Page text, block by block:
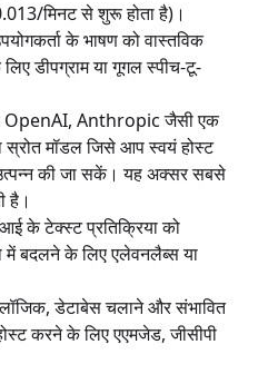
मिनट से शुरू होता है)।
के भाषण को वास्तविक
डीपग्राम या गूगल स्पीच-टू-
OpenAI, Anthropic जैसी एक
मॉडल जिसे आप स्वयं होस्ट
की जा सकें। यह अक्सर सबसे
है।
के टेक्स्ट प्रतिक्रिया को
में बदलने के लिए एलेवनलैब्स या
डेटाबेस चलाने और संभावित
करने के लिए एएमजेड, जीसीपी